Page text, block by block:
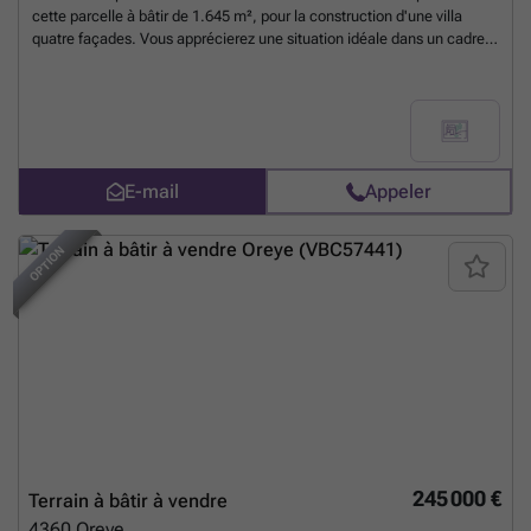
cette parcelle à bâtir de 1.645 m², pour la construction d'une villa
quatre façades. Vous apprécierez une situation idéale dans un cadre
E-mail Appeler
OPTION
245 000 €
Terrain à bâtir à vendre